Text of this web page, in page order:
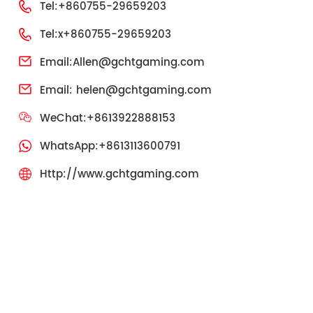
Tel:+860755-29659203
Tel:x+860755-29659203
Email:Allen@gchtgaming.com
Email: helen@gchtgaming.com
WeChat:+8613922888153
WhatsApp:+8613113600791
Http://www.gchtgaming.com